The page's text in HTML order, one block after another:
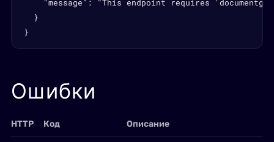
"message": "This endpoint requires
  }
}
Ошибки
HTTP Код Описание